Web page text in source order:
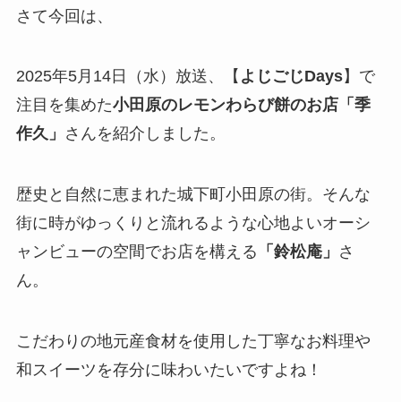
さて今回は、
2025年5月14日（水）放送、【 よじごじDays】で
注目を集めた小田原のレモンわらび餅のお店「季
作久」 さんを紹介しました。
歴史と自然に恵まれた城下町小田原の街。そんな
街に時がゆっくりと流れるような心地よいオーシ
ャンビューの空間でお店を構える 「鈴松庵」 さ
ん。
こだわりの地元産食材を使用した丁寧なお料理や
和スイーツを存分に味わいたいですよね！